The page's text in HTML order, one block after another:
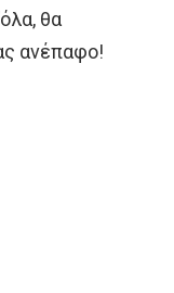
θα
ανέπαφο!